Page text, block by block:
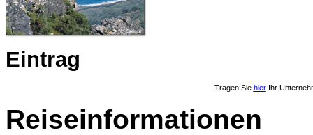
Eintrag
Tragen Sie hierIhr
Reiseinformationen